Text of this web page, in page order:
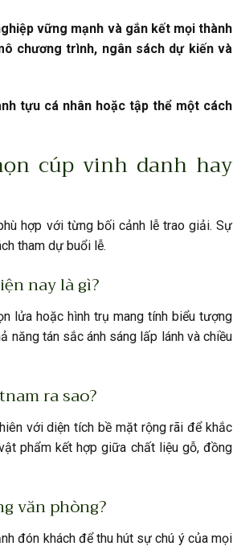
vững mạnh và gắn kết mọi thành
chương trình, ngân sách dự kiến và
tựu cá nhân hoặc tập thể một cách
cúp vinh danh hay
hợp với từng bối cảnh lễ trao giải. Sự
tham dự buổi lễ.
nay là gì?
lửa hoặc hình trụ mang tính biểu tượng
năng tán sắc ánh sáng lấp lánh và chiều
ra sao?
với diện tích bề mặt rộng rãi để khắc
phẩm kết hợp giữa chất liệu gỗ, đồng
văn phòng?
đón khách để thu hút sự chú ý của mọi